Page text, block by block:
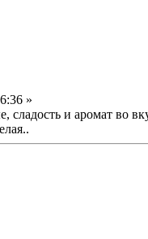
»
сладость и аромат во